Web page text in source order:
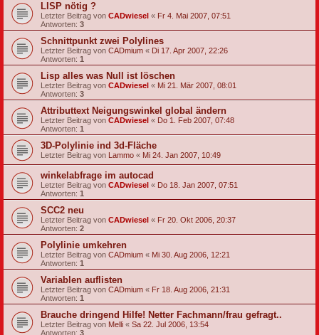
LISP nötig ?
Letzter Beitrag von CADwiesel « Fr 4. Mai 2007, 07:51
Antworten: 3
Schnittpunkt zwei Polylines
Letzter Beitrag von CADmium « Di 17. Apr 2007, 22:26
Antworten: 1
Lisp alles was Null ist löschen
Letzter Beitrag von CADwiesel « Mi 21. Mär 2007, 08:01
Antworten: 3
Attributtext Neigungswinkel global ändern
Letzter Beitrag von CADwiesel « Do 1. Feb 2007, 07:48
Antworten: 1
3D-Polylinie ind 3d-Fläche
Letzter Beitrag von Lammo « Mi 24. Jan 2007, 10:49
winkelabfrage im autocad
Letzter Beitrag von CADwiesel « Do 18. Jan 2007, 07:51
Antworten: 1
SCC2 neu
Letzter Beitrag von CADwiesel « Fr 20. Okt 2006, 20:37
Antworten: 2
Polylinie umkehren
Letzter Beitrag von CADmium « Mi 30. Aug 2006, 12:21
Antworten: 1
Variablen auflisten
Letzter Beitrag von CADmium « Fr 18. Aug 2006, 21:31
Antworten: 1
Brauche dringend Hilfe! Netter Fachmann/frau gefragt..
Letzter Beitrag von Melli « Sa 22. Jul 2006, 13:54
Antworten: 3